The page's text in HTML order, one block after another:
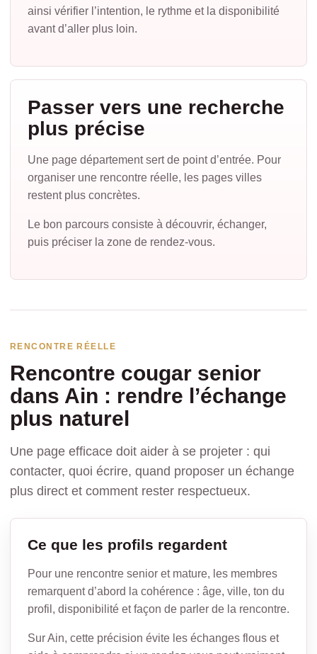
ainsi vérifier l’intention, le rythme et la disponibilité
avant d’aller plus loin.
Passer vers une recherche
plus précise
Une page département sert de point d’entrée. Pour
organiser une rencontre réelle, les pages villes
restent plus concrètes.
Le bon parcours consiste à découvrir, échanger,
puis préciser la zone de rendez-vous.
RENCONTRE RÉELLE
Rencontre cougar senior
dans Ain : rendre l’échange
plus naturel
Une page efficace doit aider à se projeter : qui
contacter, quoi écrire, quand proposer un échange
plus direct et comment rester respectueux.
Ce que les profils regardent
Pour une rencontre senior et mature, les membres
remarquent d’abord la cohérence : âge, ville, ton du
profil, disponibilité et façon de parler de la rencontre.
Sur Ain, cette précision évite les échanges flous et